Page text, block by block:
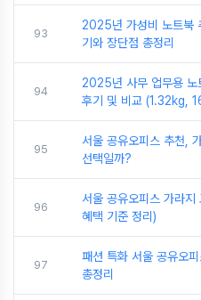
93
2025년 가성비 노트북
기와 장단점 총정리
94
2025년 사무 업무용
후기 및 비교 (1.32kg,
95
서울 공유오피스 추천,
선택일까?
96
서울 공유오피스 가라
혜택 기준 정리)
97
패션 특화 서울 공유오
총정리